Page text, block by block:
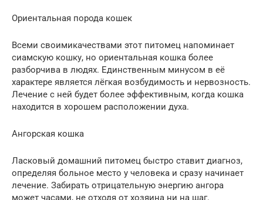
Ориентальная порода кошек
Всеми своимикачествами этот питомец напоминает
сиамскую кошку, но ориентальная кошка более
разборчива в людях. Единственным минусом в её
характере является лёгкая возбудимость и нервозность.
Лечение с ней будет более эффективным, когда кошка
находится в хорошем расположении духа.
Ангорская кошка
Ласковый домашний питомец быстро ставит диагноз,
определяя больное место у человека и сразу начинает
лечение. Забирать отрицательную энергию ангора
может часами, не отходя от хозяина ни на шаг.